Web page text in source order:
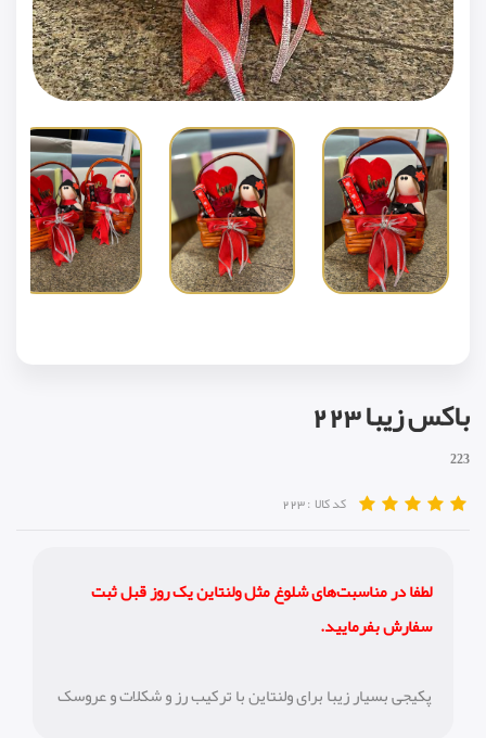
باکس زیبا 223
223
کد کالا :223
لطفا در مناسبت‌های شلوغ مثل ولنتاين یک روز قبل ثبت
سفارش بفرمایید.
پکیجی بسیار زیبا برای ولنتاین با ترکیب رز و شکلات و عروسک